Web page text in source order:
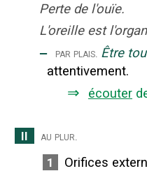
Perte de l'ouïe.
L'oreille est
‒ par plais. Être
attentivement.
⇒ écouter
II
au plur.
1
Orifices